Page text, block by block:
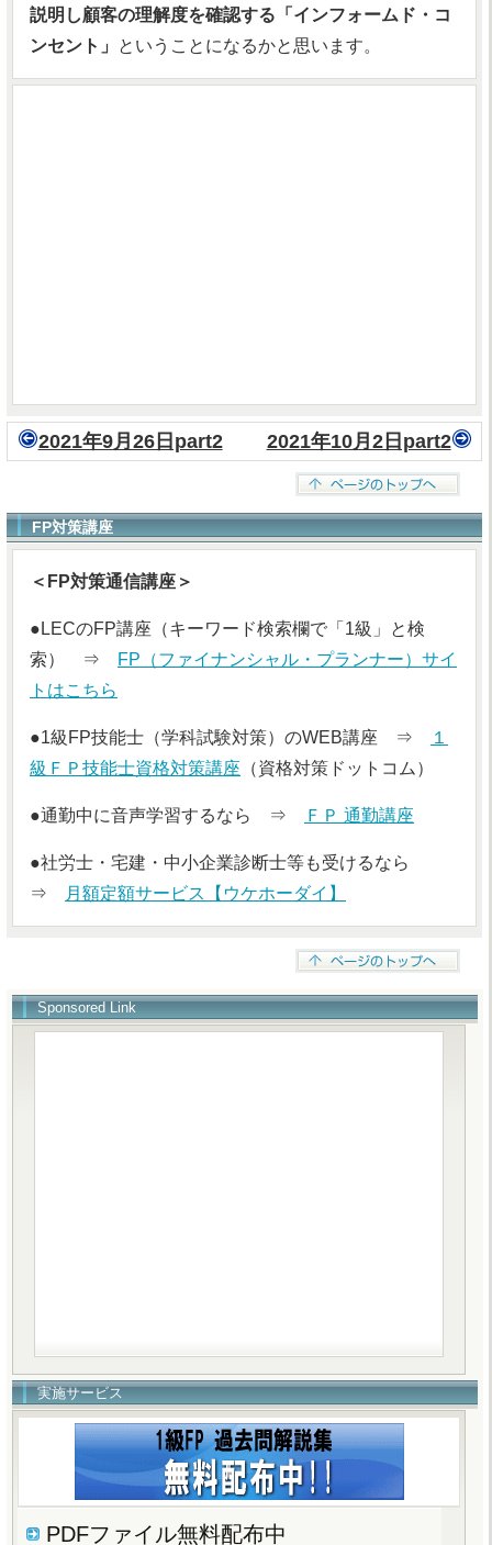
説明し顧客の理解度を確認する「インフォームド・コ
ンセント」
ということになるかと思います。
2021年9月26日part2 2021年10月2日part2
FP対策講座
＜FP対策通信講座＞
●LECのFP講座（キーワード検索欄で「1級」と検
索） ⇒
FP（ファイナンシャル・プランナー）サイ
トはこちら
●1級FP技能士（学科試験対策）のWEB講座 ⇒
１
級ＦＰ技能士資格対策講座 （資格対策ドットコム）
●通勤中に音声学習するなら ⇒ ＦＰ 通勤講座
●社労士・宅建・中小企業診断士等も受けるなら
⇒
月額定額サービス【ウケホーダイ】
Sponsored Link
実施サービス
PDFファイル無料配布中